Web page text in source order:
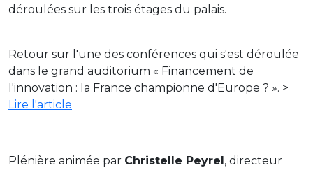
déroulées sur les trois étages du palais.
Retour sur l'une des conférences qui s'est déroulée
dans le grand auditorium « Financement de
l'innovation : la France championne d'Europe ? ». >
Lire l'article
Plénière animée par Christelle Peyrel, directeur